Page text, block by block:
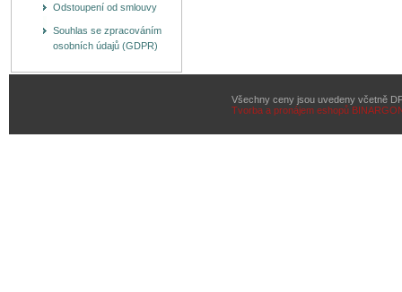
Odstoupení od smlouvy
Souhlas se zpracováním
osobních údajů (GDPR)
Všechny ceny jsou uvedeny včetně
Tvorba a pronájem eshopů